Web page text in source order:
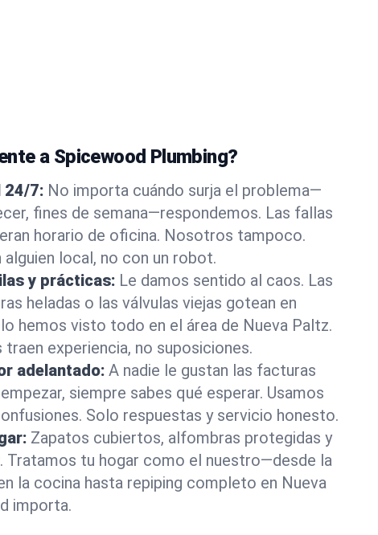
a Spicewood Plumbing?
24/7: No importa cuándo surja el problema—
fines de semana—respondemos. Las fallas
horario de oficina. Nosotros tampoco.
alguien local, no con un robot.
y prácticas: Le damos sentido al caos. Las
heladas o las válvulas viejas gotean en
hemos visto todo en el área de Nueva Paltz.
experiencia, no suposiciones.
adelantado: A nadie le gustan las facturas
siempre sabes qué esperar. Usamos
Solo respuestas y servicio honesto.
Zapatos cubiertos, alfombras protegidas y
Tratamos tu hogar como el nuestro—desde la
la cocina hasta repiping completo en Nueva
importa.